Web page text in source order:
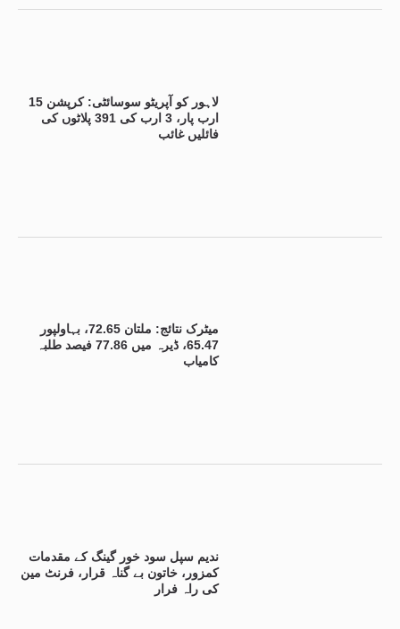
لاہور کو آپریٹو سوسائٹی: کرپشن 15
ارب پار، 3 ارب کی 391 پلاٹوں کی
فائلیں غائب
میٹرک نتائج: ملتان 72.65، بہاولپور
65.47، ڈیرہ میں 77.86 فیصد طلبہ
کامیاب
ندیم سپل سود خور گینگ کے مقدمات
کمزور، خاتون بے گناہ قرار، فرنٹ مین
کی راہ فرار